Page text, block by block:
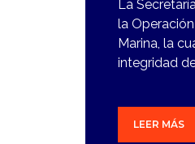
La
la
Marina, la
integridad
LEER MÁS